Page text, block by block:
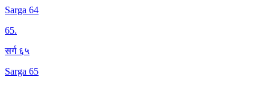
Sarga 64
65.
सर्ग ६५
Sarga 65